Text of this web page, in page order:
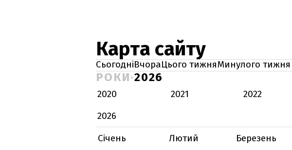
Карта сайту
СьогодніВчораЦього тижняМинулого тижня
РОКИ 2026
2020 2021 2022
2026
Січень
Лютий Березень